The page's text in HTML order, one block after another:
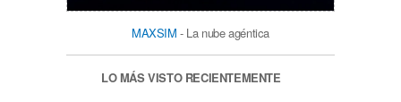
MAXSIM - La nube agéntica
LO MÁS VISTO RECIENTEMENTE